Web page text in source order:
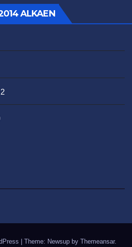
ALKAEN
Theme: Newsup by Themeansar.